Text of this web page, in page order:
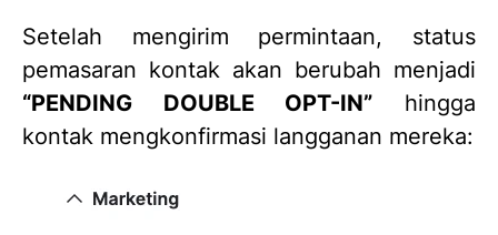
Setelah mengirim permintaan, status
pemasaran kontak akan berubah menjadi
“PENDING DOUBLE OPT-IN” hingga
kontak mengkonfirmasi langganan mereka: